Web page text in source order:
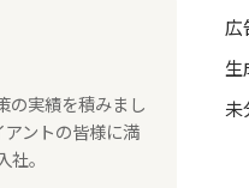
の実績を積みまし
ントの皆様に満
。
広
生
未